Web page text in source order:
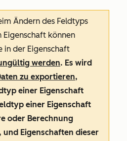
Ändern des Feldtyps
Eigenschaft können
in der Eigenschaft
werden. Es wird
zu exportieren,
einer Eigenschaft
einer Eigenschaft
oder Berechnung
Eigenschaften dieser